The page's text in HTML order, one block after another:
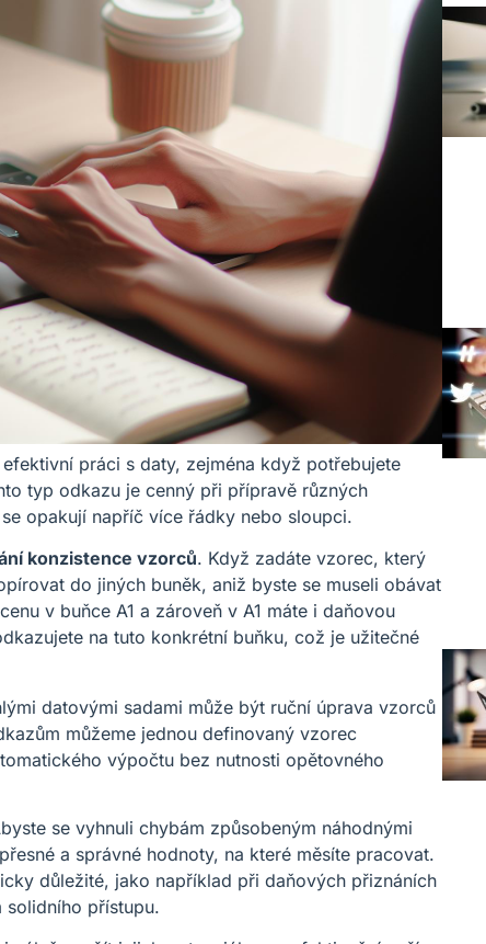
práci s daty, zejména když potřebujete
typ odkazu je cenný při přípravě různých
opakují napříč více řádky nebo sloupci.
konzistence vzorců. Když zadáte vzorec, který
do jiných buněk, aniž byste se museli obávat
v buňce A1 a zároveň v A1 máte i daňovou
na tuto konkrétní buňku, což je užitečné
datovými sadami může být ruční úprava vzorců
můžeme jednou definovaný vzorec
výpočtu bez nutnosti opětovného
se vyhnuli chybám způsobeným náhodnými
a správné hodnoty, na které měsíte pracovat.
důležité, jako například při daňových přiznáních
přístupu.